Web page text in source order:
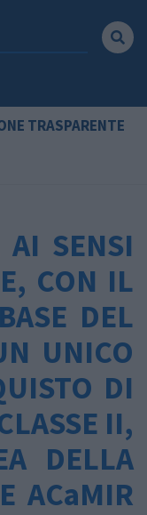
TRASPARENTE
AI SENSI
CON IL
DEL
UNICO
DI
II,
DELLA
ACaMIR